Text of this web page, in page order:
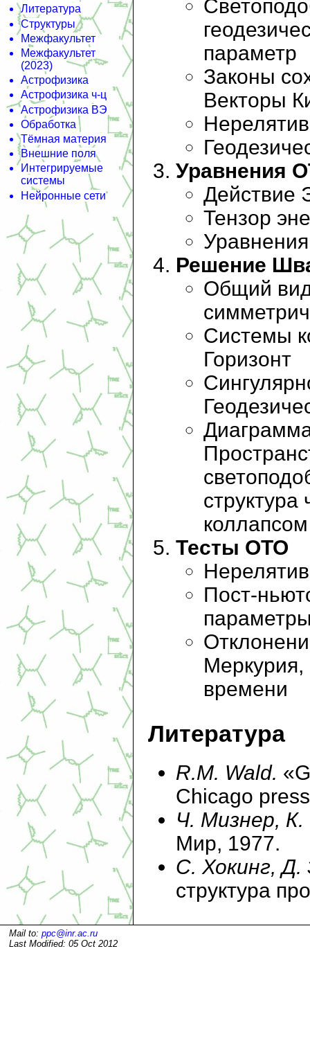
Литература
Структуры
Межфакультет
Межфакультет
(2023)
Астрофизика
Астрофизика ч-ц
Астрофизика ВЭ
Обработка
Тёмная материя
Внешние поля
Интегрируемые
системы
Нейронные сети
параметр
Законы
Векторы
Уравнения
Действие
Тензор
Решение
Общий
Системы
Горизонт
коллапсом
Тесты ОТО
Пост-
времени
Литература
R.M. Wald.
Chicago
Ч. Мизнер,
Мир, 1977.
С. Хокинг, Д.
структура
Mail to: ppc@inr.ac.ru
Last Modified: 05 Oct 2012